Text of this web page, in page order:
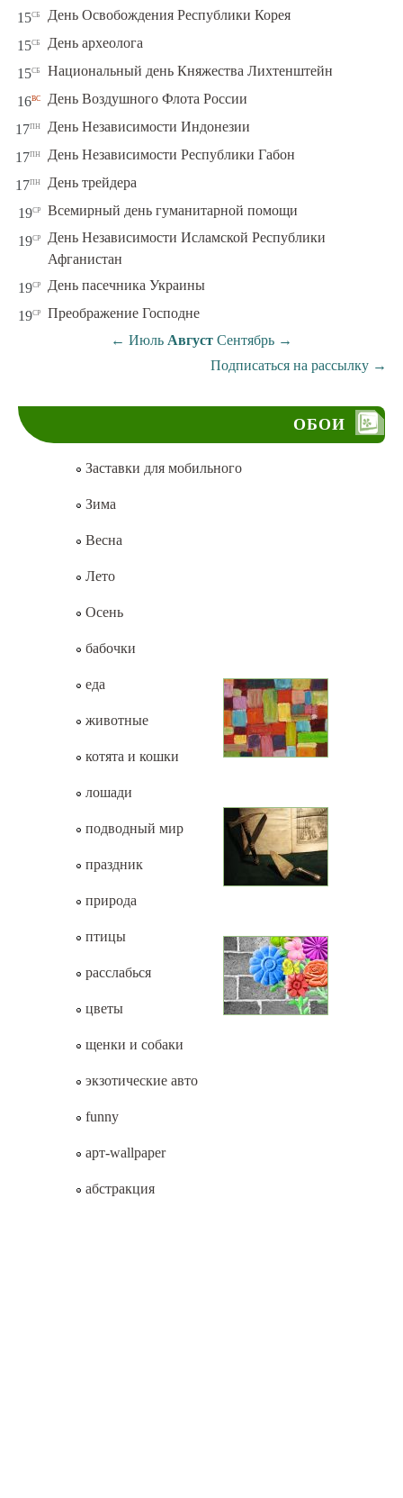
15сб День Освобождения Республики Корея
15сб День археолога
15сб Национальный день Княжества Лихтенштейн
16вс День Воздушного Флота России
17пн День Независимости Индонезии
17пн День Независимости Республики Габон
17пн День трейдера
19ср Всемирный день гуманитарной помощи
19ср
День Независимости Исламской Республики
Афганистан
19ср День пасечника Украины
19ср Преображение Господне
← Июль Август Сентябрь →
Подписаться на рассылку →
ОБОИ
Заставки для мобильного
Зима
Весна
Лето
Осень
бабочки
еда
животные
котята и кошки
лошади
подводный мир
праздник
природа
птицы
расслабься
цветы
щенки и собаки
экзотические авто
funny
арт-wallpaper
абстракция